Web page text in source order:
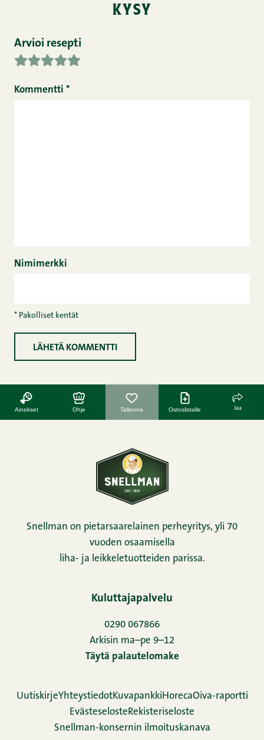
kysy
Arvioi resepti
Kommentti *
Nimimerkki
* Pakolliset kentät
Ainekset Ohje Tallenna Ostoslistalle Jaa
Snellman on pietarsaarelainen perheyritys, yli 70
vuoden osaamisella
liha- ja leikkeletuotteiden parissa.
Kuluttajapalvelu
0290 067866
Arkisin ma–pe 9–12
Täytä palautelomake
UutiskirjeYhteystiedotKuvapankki HorecaOiva-raportti
Evästeseloste Rekisteriseloste
Snellman-konsernin ilmoituskanava